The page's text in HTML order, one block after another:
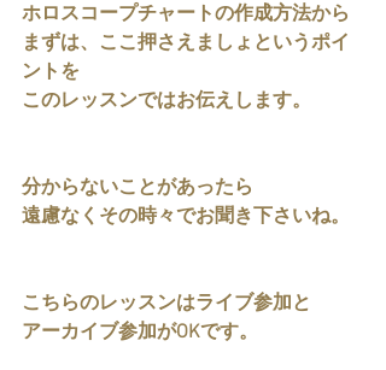
ホロスコープチャートの作成方法から
まずは、ここ押さえましょというポイ
ントを
このレッスンではお伝えします。
分からないことがあったら
遠慮なくその時々でお聞き下さいね。
こちらのレッスンはライブ参加と
アーカイブ参加がOKです。